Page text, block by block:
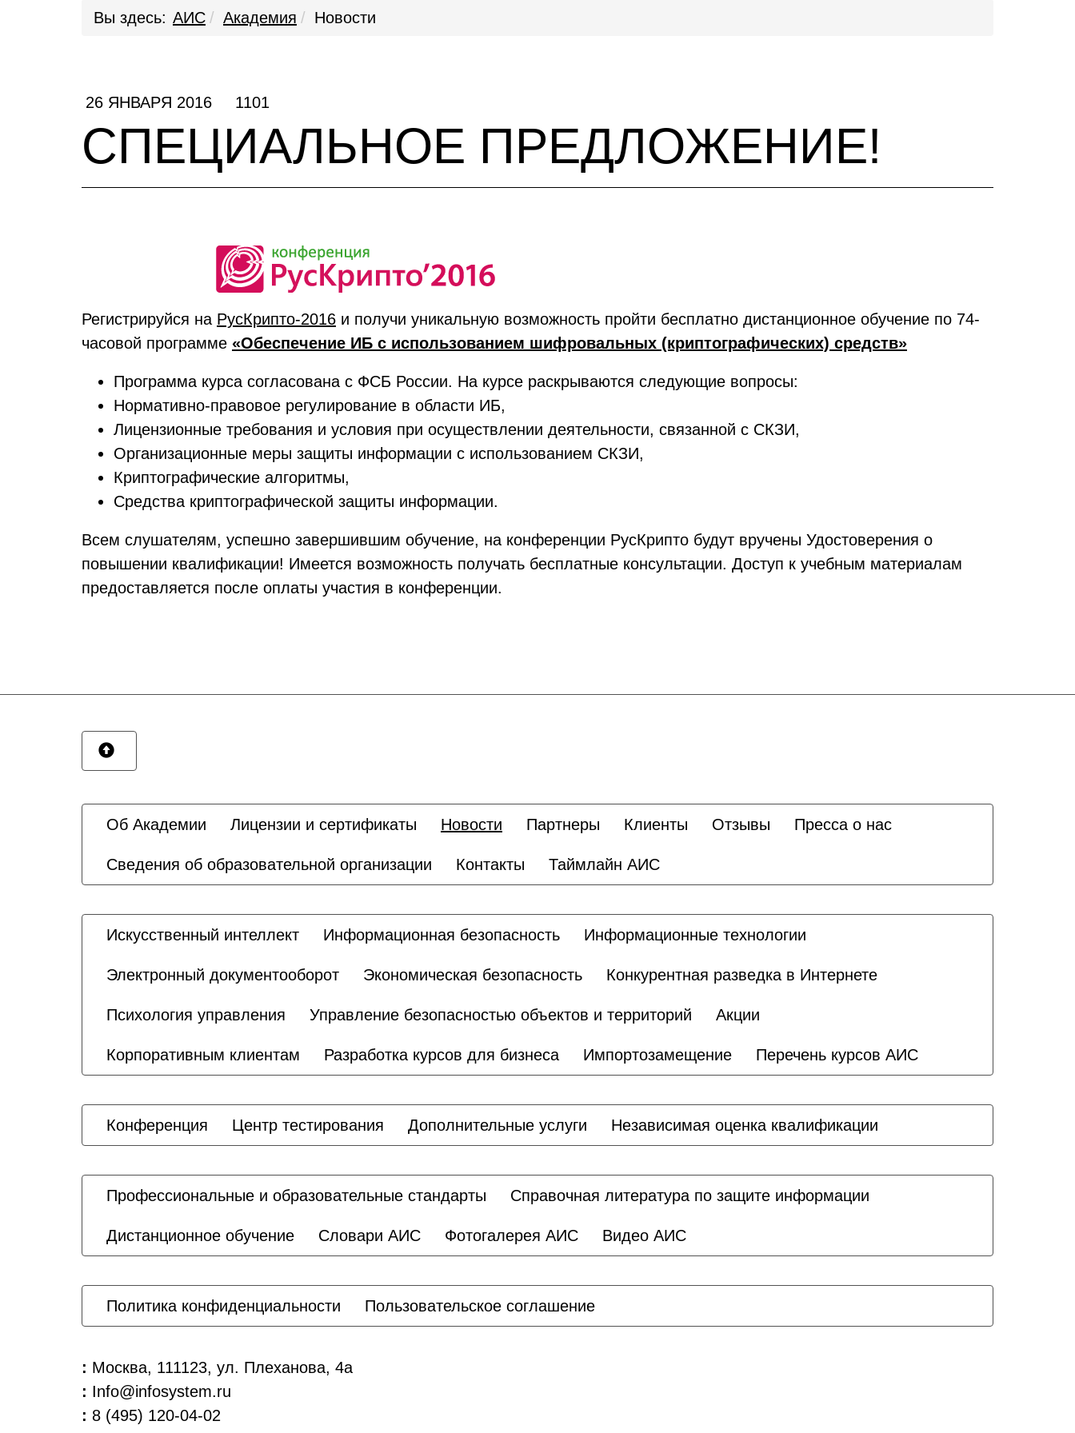
Вы здесь: АИС Академия Новости
26 ЯНВАРЯ 2016 1101
СПЕЦИАЛЬНОЕ ПРЕДЛОЖЕНИЕ!
Регистрируйся на РусКрипто-2016 и получи уникальную возможность пройти бесплатно дистанционное обучение по 74-
часовой программе «Обеспечение ИБ с использованием шифровальных (криптографических) средств»
Программа курса согласована с ФСБ России. На курсе раскрываются следующие вопросы:
Нормативно-правовое регулирование в области ИБ,
Лицензионные требования и условия при осуществлении деятельности, связанной с СКЗИ,
Организационные меры защиты информации с использованием СКЗИ,
Криптографические алгоритмы,
Средства криптографической защиты информации.
Всем слушателям, успешно завершившим обучение, на конференции РусКрипто будут вручены Удостоверения о
повышении квалификации! Имеется возможность получать бесплатные консультации. Доступ к учебным материалам
предоставляется после оплаты участия в конференции.
Об Академии Лицензии и сертификаты Новости Партнеры Клиенты Отзывы Пресса о нас
Сведения об образовательной организации Контакты Таймлайн АИС
Искусственный интеллект Информационная безопасность Информационные технологии
Электронный документооборот Экономическая безопасность Конкурентная разведка в Интернете
Психология управления Управление безопасностью объектов и территорий Акции
Корпоративным клиентам Разработка курсов для бизнеса Импортозамещение Перечень курсов АИС
Конференция Центр тестирования Дополнительные услуги Независимая оценка квалификации
Профессиональные и образовательные стандарты Справочная литература по защите информации
Дистанционное обучение Словари АИС Фотогалерея АИС Видео АИС
Политика конфиденциальности Пользовательское соглашение
: Москва, 111123, ул. Плеханова, 4а
: Info@infosystem.ru
: 8 (495) 120-04-02